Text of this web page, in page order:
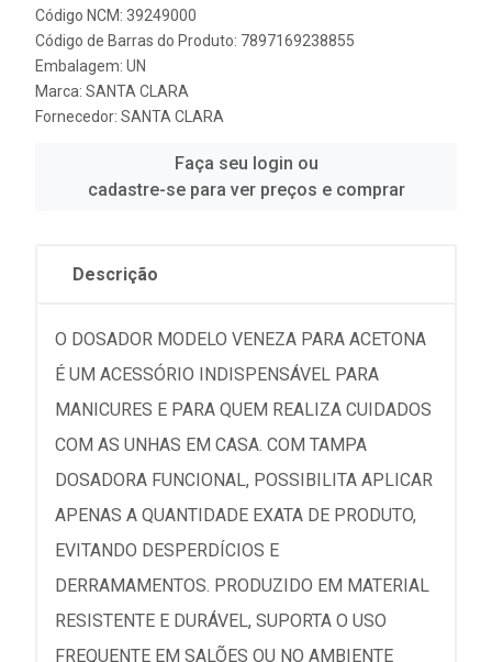
Código NCM: 39249000
Código de Barras do Produto: 7897169238855
Embalagem: UN
Marca: SANTA CLARA
Fornecedor: SANTA CLARA
Faça seu login ou
cadastre-se para ver preços e comprar
Descrição
O DOSADOR MODELO VENEZA PARA ACETONA
É UM ACESSÓRIO INDISPENSÁVEL PARA
MANICURES E PARA QUEM REALIZA CUIDADOS
COM AS UNHAS EM CASA. COM TAMPA
DOSADORA FUNCIONAL, POSSIBILITA APLICAR
APENAS A QUANTIDADE EXATA DE PRODUTO,
EVITANDO DESPERDÍCIOS E
DERRAMAMENTOS. PRODUZIDO EM MATERIAL
RESISTENTE E DURÁVEL, SUPORTA O USO
FREQUENTE EM SALÕES OU NO AMBIENTE